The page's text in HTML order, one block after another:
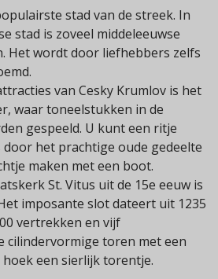
stad van de streek. In
stad is zoveel middeleeuwse
Het wordt door liefhebbers zelfs
van Cesky Krumlov is het
waar toneelstukken in de
gespeeld. U kunt een ritje
het prachtige oude gedeelte
maken met een boot.
St. Vitus uit de 15e eeuw is
imposante slot dateert uit 1235
vertrekken en vijf
cilindervormige toren met een
een sierlijk torentje.